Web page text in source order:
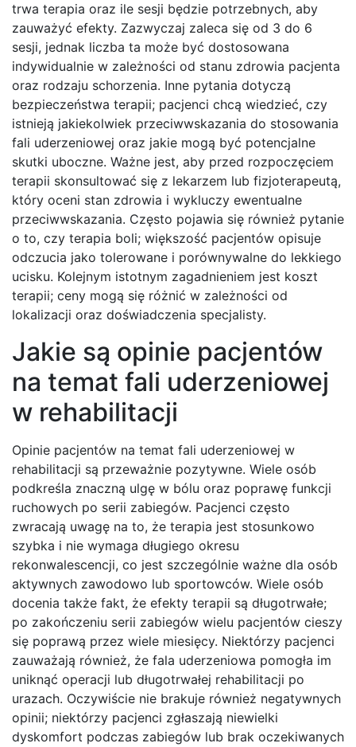
trwa terapia oraz ile sesji będzie potrzebnych, aby
zauważyć efekty. Zazwyczaj zaleca się od 3 do 6
sesji, jednak liczba ta może być dostosowana
indywidualnie w zależności od stanu zdrowia pacjenta
oraz rodzaju schorzenia. Inne pytania dotyczą
bezpieczeństwa terapii; pacjenci chcą wiedzieć, czy
istnieją jakiekolwiek przeciwwskazania do stosowania
fali uderzeniowej oraz jakie mogą być potencjalne
skutki uboczne. Ważne jest, aby przed rozpoczęciem
terapii skonsultować się z lekarzem lub fizjoterapeutą,
który oceni stan zdrowia i wykluczy ewentualne
przeciwwskazania. Często pojawia się również pytanie
o to, czy terapia boli; większość pacjentów opisuje
odczucia jako tolerowane i porównywalne do lekkiego
ucisku. Kolejnym istotnym zagadnieniem jest koszt
terapii; ceny mogą się różnić w zależności od
lokalizacji oraz doświadczenia specjalisty.
Jakie są opinie pacjentów
na temat fali uderzeniowej
w rehabilitacji
Opinie pacjentów na temat fali uderzeniowej w
rehabilitacji są przeważnie pozytywne. Wiele osób
podkreśla znaczną ulgę w bólu oraz poprawę funkcji
ruchowych po serii zabiegów. Pacjenci często
zwracają uwagę na to, że terapia jest stosunkowo
szybka i nie wymaga długiego okresu
rekonwalescencji, co jest szczególnie ważne dla osób
aktywnych zawodowo lub sportowców. Wiele osób
docenia także fakt, że efekty terapii są długotrwałe;
po zakończeniu serii zabiegów wielu pacjentów cieszy
się poprawą przez wiele miesięcy. Niektórzy pacjenci
zauważają również, że fala uderzeniowa pomogła im
uniknąć operacji lub długotrwałej rehabilitacji po
urazach. Oczywiście nie brakuje również negatywnych
opinii; niektórzy pacjenci zgłaszają niewielki
dyskomfort podczas zabiegów lub brak oczekiwanych